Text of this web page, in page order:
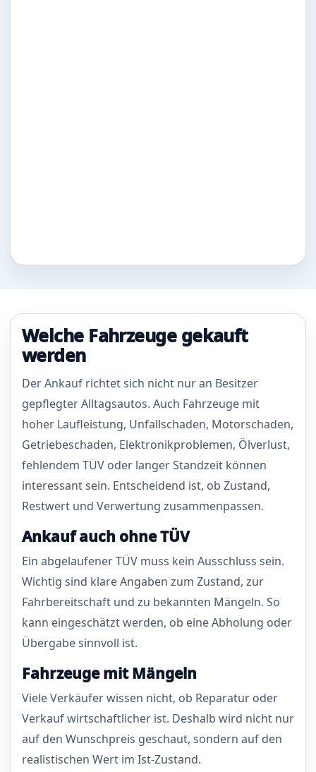
Welche Fahrzeuge gekauft
werden
Der Ankauf richtet sich nicht nur an Besitzer
gepflegter Alltagsautos. Auch Fahrzeuge mit
hoher Laufleistung, Unfallschaden, Motorschaden,
Getriebeschaden, Elektronikproblemen, Ölverlust,
fehlendem TÜV oder langer Standzeit können
interessant sein. Entscheidend ist, ob Zustand,
Restwert und Verwertung zusammenpassen.
Ankauf auch ohne TÜV
Ein abgelaufener TÜV muss kein Ausschluss sein.
Wichtig sind klare Angaben zum Zustand, zur
Fahrbereitschaft und zu bekannten Mängeln. So
kann eingeschätzt werden, ob eine Abholung oder
Übergabe sinnvoll ist.
Fahrzeuge mit Mängeln
Viele Verkäufer wissen nicht, ob Reparatur oder
Verkauf wirtschaftlicher ist. Deshalb wird nicht nur
auf den Wunschpreis geschaut, sondern auf den
realistischen Wert im Ist-Zustand.